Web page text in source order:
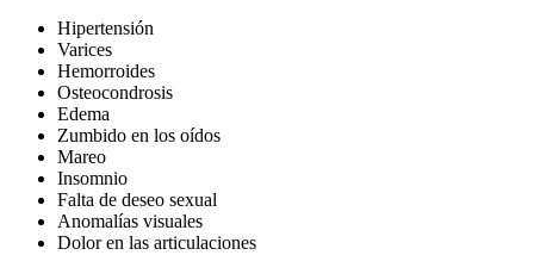
Hipertensión
Varices
Hemorroides
Osteocondrosis
Edema
Zumbido en los oídos
Mareo
Insomnio
Falta de deseo sexual
Anomalías visuales
Dolor en las articulaciones